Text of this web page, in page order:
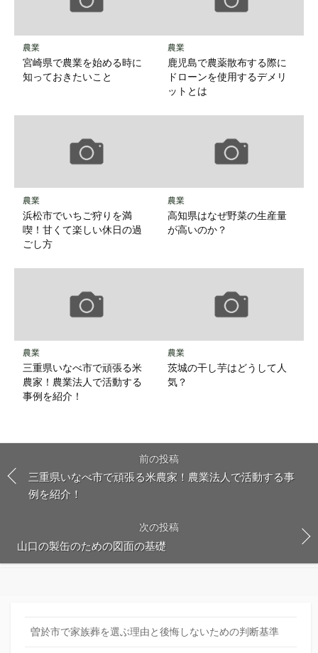
農業
宮崎県で農業を始める時に
知っておきたいこと
農業
鹿児島で農薬散布する際に
ドローンを使用するデメリ
ットとは
農業
浜松市でいちご狩りを満
喫！甘くて楽しい休日の過
ごし方
農業
高知県はなぜ野菜の生産量
が高いのか？
農業
三重県いなべ市で頑張る米
農家！農業法人で活動する
事例を紹介！
農業
茨城の干し芋はどうして人
気？
前の投稿
三重県いなべ市で頑張る米農家！農業法人で活動する事
例を紹介！
次の投稿
山口の製缶のための図面の基礎
曽於市で家族葬を選ぶ理由と後悔しないための判断基準